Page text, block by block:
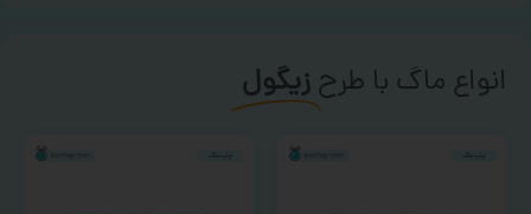
انواع ماگ با طرحزیگول